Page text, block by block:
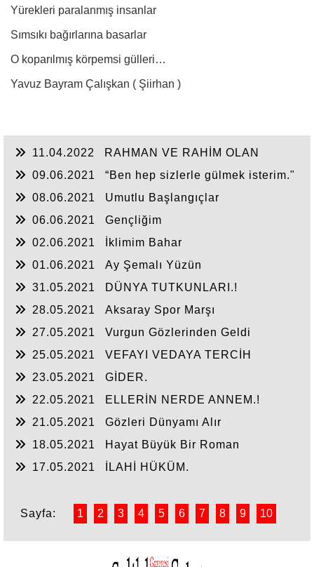
Yürekleri paralanmış insanlar
Sımsıkı bağırlarına basarlar
O koparılmış körpemsi gülleri…
Yavuz Bayram Çalışkan ( Şiirhan )
11.04.2022
RAHMAN VE RAHİM OLAN
09.06.2021
“Ben hep sizlerle gülmek isterim."
08.06.2021
Umutlu Başlangıçlar
06.06.2021
Gençliğim
02.06.2021
İklimim Bahar
01.06.2021
Ay Şemalı Yüzün
31.05.2021
DÜNYA TUTKUNLARI.!
28.05.2021
Aksaray Spor Marşı
27.05.2021
Vurgun Gözlerinden Geldi
25.05.2021
VEFAYI VEDAYA TERCİH
23.05.2021
GİDER.
22.05.2021
ELLERİN NERDE ANNEM.!
21.05.2021
Gözleri Dünyamı Alır
18.05.2021
Hayat Büyük Bir Roman
17.05.2021
İLAHİ HÜKÜM.
Sayfa: 1 2 3 4 5 6 7 8 9 10